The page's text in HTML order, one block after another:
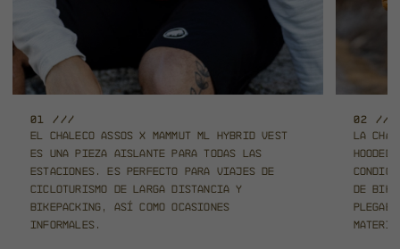
01 ///
El chaleco ASSOS x Mammut ML Hybrid Vest
es una pieza aislante para todas las
estaciones. Es perfecto para viajes de
cicloturismo de larga distancia y
bikepacking, así como ocasiones
informales.
02 ///
La
de